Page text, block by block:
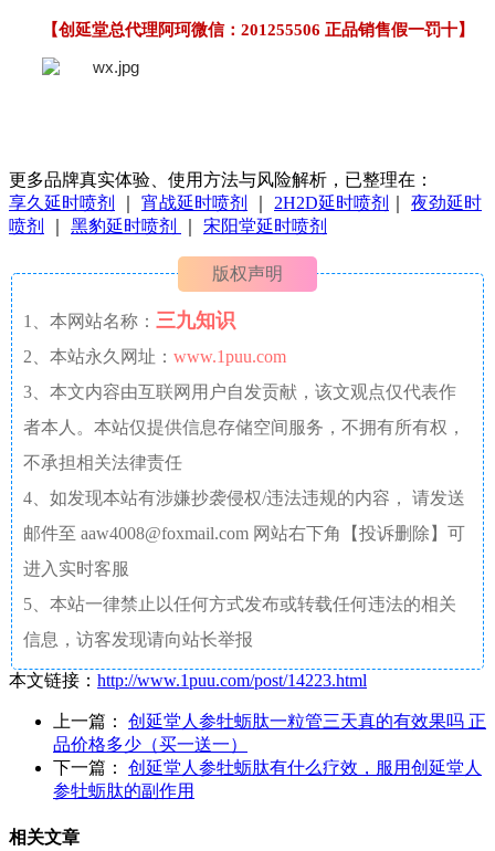
【创延堂总代理阿珂微信：201255506 正品销售假一罚十】
更多品牌真实体验、使用方法与风险解析，已整理在：
享久延时喷剂
宵战延时喷剂 2H2D延时喷剂
夜劲延时
喷剂
黑豹延时喷剂 宋阳堂延时喷剂
版权声明
1、本网站名称： 三九知识
2、本站永久网址： www.1puu.com
3、本文内容由互联网用户自发贡献，该文观点仅代表作
者本人。本站仅提供信息存储空间服务，不拥有所有权，
不承担相关法律责任
4、如发现本站有涉嫌抄袭侵权/违法违规的内容， 请发送
邮件至 aaw4008@foxmail.com 网站右下角【投诉删除】可
进入实时客服
5、本站一律禁止以任何方式发布或转载任何违法的相关
信息，访客发现请向站长举报
本文链接： http://www.1puu.com/post/14223.html
上一篇： 创延堂人参牡蛎肽一粒管三天真的有效果吗 正
品价格多少（买一送一）
下一篇： 创延堂人参牡蛎肽有什么疗效，服用创延堂人
参牡蛎肽的副作用
相关文章